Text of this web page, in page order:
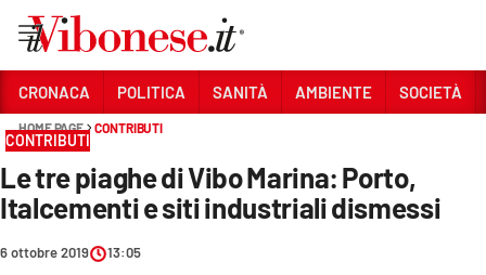
Sezioni
CRONACA
POLITICA
SANITÀ
CRONACA POLITICA SANITÀ AMBIENTE SOCIETÀ
HOME PAGE CONTRIBUTI
CONTRIBUTI
Le tre piaghe di Vibo Marina: Porto,
Italcementi e siti industriali dismessi
6 ottobre 2019 13:05